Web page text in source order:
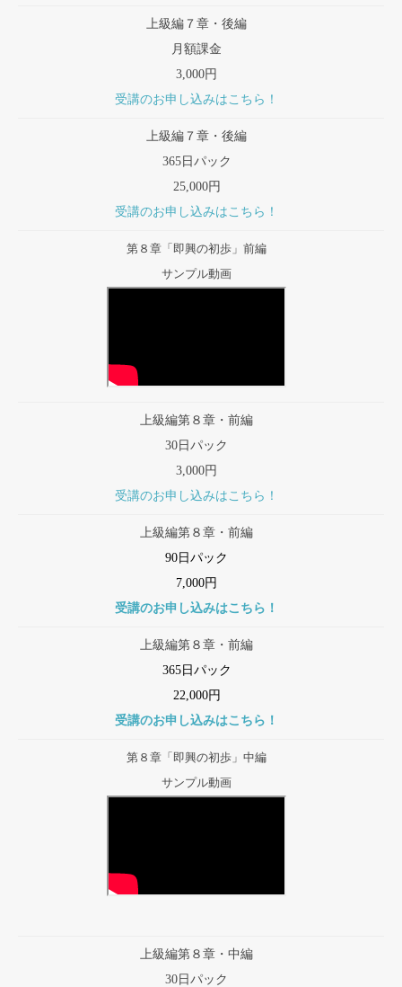
上級編７章・後編
月額課金
3,000円
受講のお申し込みはこちら！
上級編７章・後編
365日パック
25,000円
受講のお申し込みはこちら！
第８章「即興の初歩」前編
サンプル動画
上級編第８章・前編
30日パック
3,000円
受講のお申し込みはこちら！
上級編第８章・前編
90日パック
7,000円
受講のお申し込みはこちら！
上級編第８章・前編
365日パック
22,000円
受講のお申し込みはこちら！
第８章「即興の初歩」中編
サンプル動画
上級編第８章・中編
30日パック